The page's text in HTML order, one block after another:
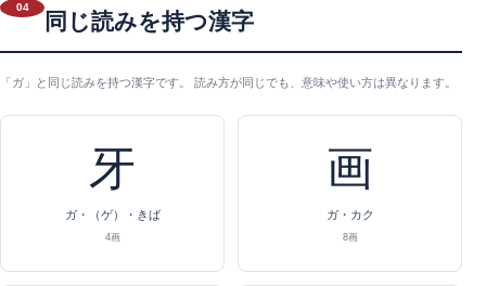
04
同じ読みを持つ漢字
「ガ」と同じ読みを持つ漢字です。 読み方が同じでも、意味や使い方は異なります。
牙
ガ・（ゲ）・きば
4画
画
ガ・カク
8画